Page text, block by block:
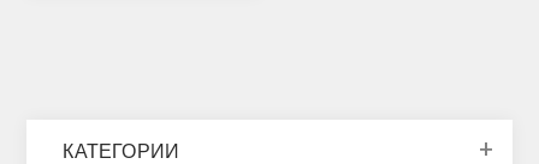
КАТЕГОРИИ